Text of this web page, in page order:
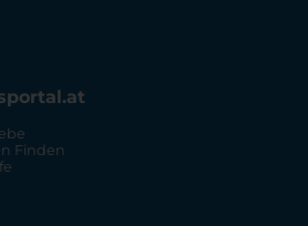
Finden